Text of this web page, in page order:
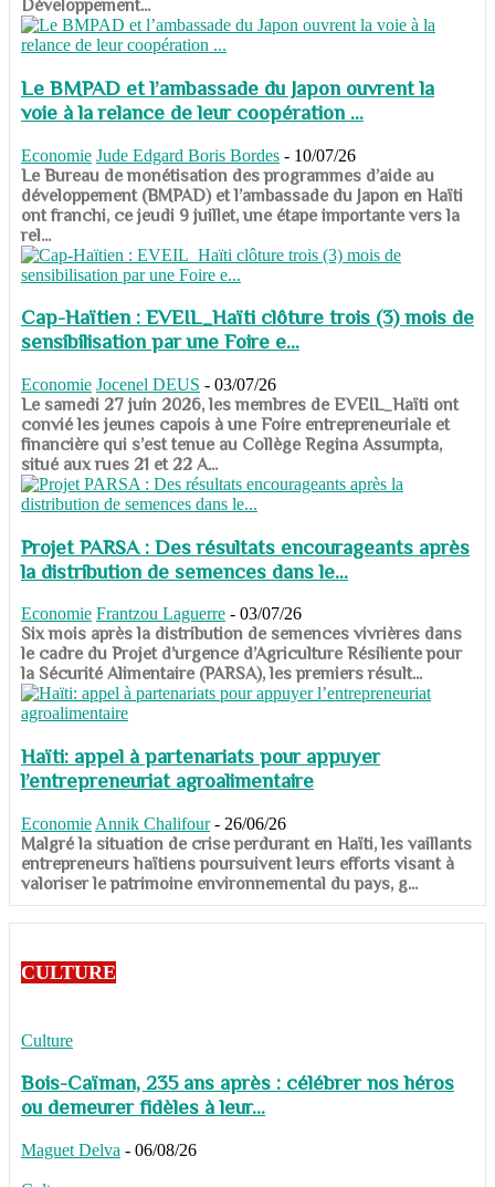
Développement...
Le BMPAD et l’ambassade du Japon ouvrent la
voie à la relance de leur coopération ...
Economie Jude Edgard Boris Bordes - 10/07/26
​​​​​​​Le Bureau de monétisation des programmes d’aide au
développement (BMPAD) et l’ambassade du Japon en Haïti
ont franchi, ce jeudi 9 juillet, une étape importante vers la
rel...
Cap-Haïtien : EVEIL_Haïti clôture trois (3) mois de
sensibilisation par une Foire e...
Economie Jocenel DEUS - 03/07/26
Le samedi 27 juin 2026, les membres de EVEIL_Haïti ont
convié les jeunes capois à une Foire entrepreneuriale et
financière qui s’est tenue au Collège Regina Assumpta,
situé aux rues 21 et 22 A...
Projet PARSA : Des résultats encourageants après
la distribution de semences dans le...
Economie Frantzou Laguerre - 03/07/26
​​​​​​​Six mois après la distribution de semences vivrières dans
le cadre du Projet d’urgence d’Agriculture Résiliente pour
la Sécurité Alimentaire (PARSA), les premiers résult...
Haïti: appel à partenariats pour appuyer
l’entrepreneuriat agroalimentaire
Economie Annik Chalifour - 26/06/26
​​​​​​​Malgré la situation de crise perdurant en Haïti, les vaillants
entrepreneurs haïtiens poursuivent leurs efforts visant à
valoriser le patrimoine environnemental du pays, g...
CULTURE
Culture
Bois-Caïman, 235 ans après : célébrer nos héros
ou demeurer fidèles à leur...
Maguet Delva - 06/08/26